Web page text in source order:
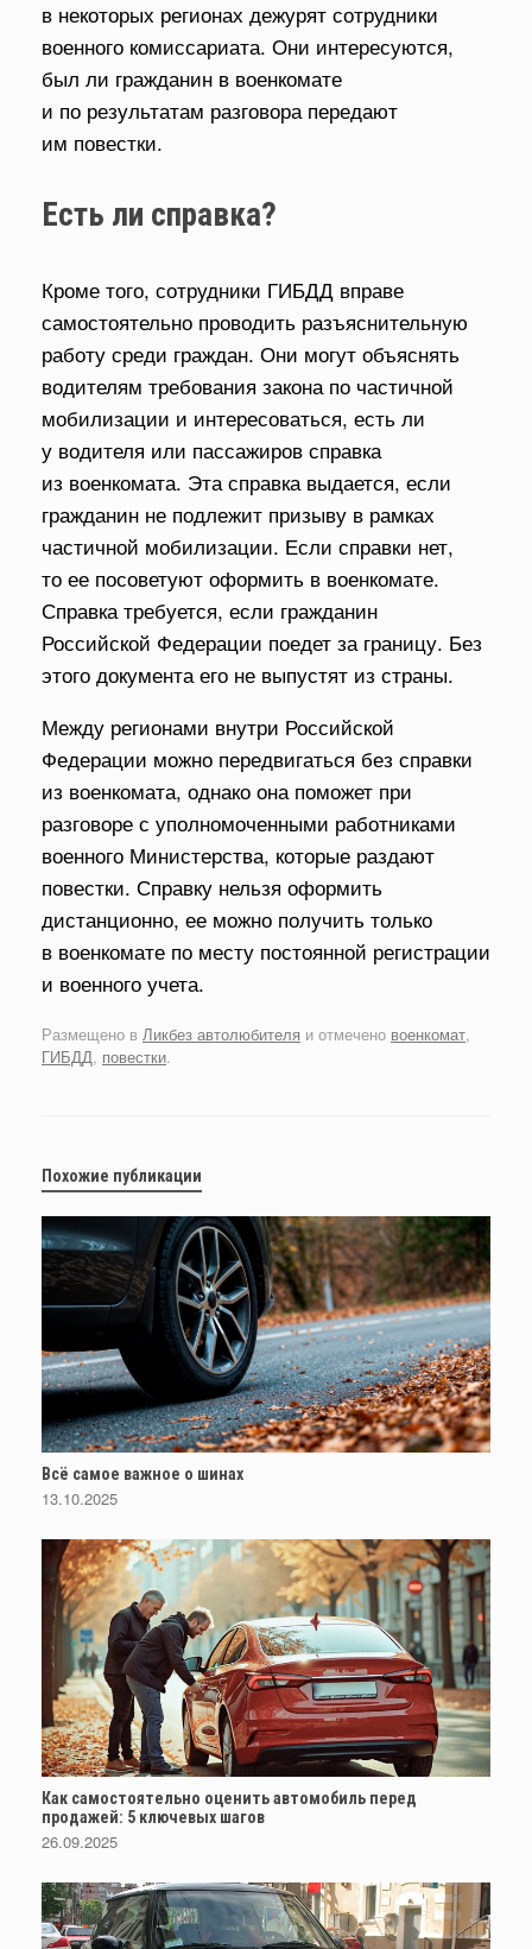
в некоторых регионах дежурят сотрудники
военного комиссариата. Они интересуются,
был ли гражданин в военкомате
и по результатам разговора передают
им повестки.
Есть ли справка?
Кроме того, сотрудники ГИБДД вправе
самостоятельно проводить разъяснительную
работу среди граждан. Они могут объяснять
водителям требования закона по частичной
мобилизации и интересоваться, есть ли
у водителя или пассажиров справка
из военкомата. Эта справка выдается, если
гражданин не подлежит призыву в рамках
частичной мобилизации. Если справки нет,
то ее посоветуют оформить в военкомате.
Справка требуется, если гражданин
Российской Федерации поедет за границу. Без
этого документа его не выпустят из страны.
Между регионами внутри Российской
Федерации можно передвигаться без справки
из военкомата, однако она поможет при
разговоре с уполномоченными работниками
военного Министерства, которые раздают
повестки. Справку нельзя оформить
дистанционно, ее можно получить только
в военкомате по месту постоянной регистрации
и военного учета.
Размещено в Ликбез автолюбителя и отмечено военкомат,
ГИБДД, повестки.
Похожие публикации
Всё самое важное о шинах
13.10.2025
Как самостоятельно оценить автомобиль перед
продажей: 5 ключевых шагов
26.09.2025